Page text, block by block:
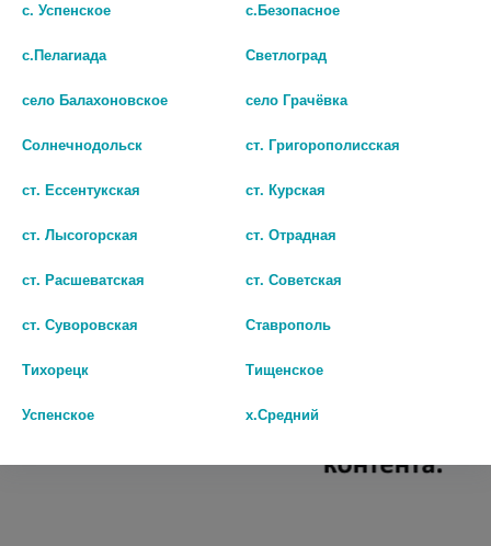
ЭСТРОБАЛАНС N60 ТАБЛ ПО
МЕНОПАУЗА ФОРТЕ №30
с. Успенское с.Безопасное
с.Пелагиада Светлоград
село Балахоновское село Грачёвка
Солнечнодольск ст. Григорополисская
ст. Ессентукская ст. Курская
ст. Лысогорская ст. Отрадная
ст. Расшеватская ст. Советская
ст. Суворовская Ставрополь
Тихорецк Тищенское
Успенское х.Средний